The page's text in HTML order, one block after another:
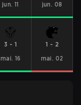
jun. 11
jun. 08
3 - 1
mai. 16
1 - 2
mai. 02